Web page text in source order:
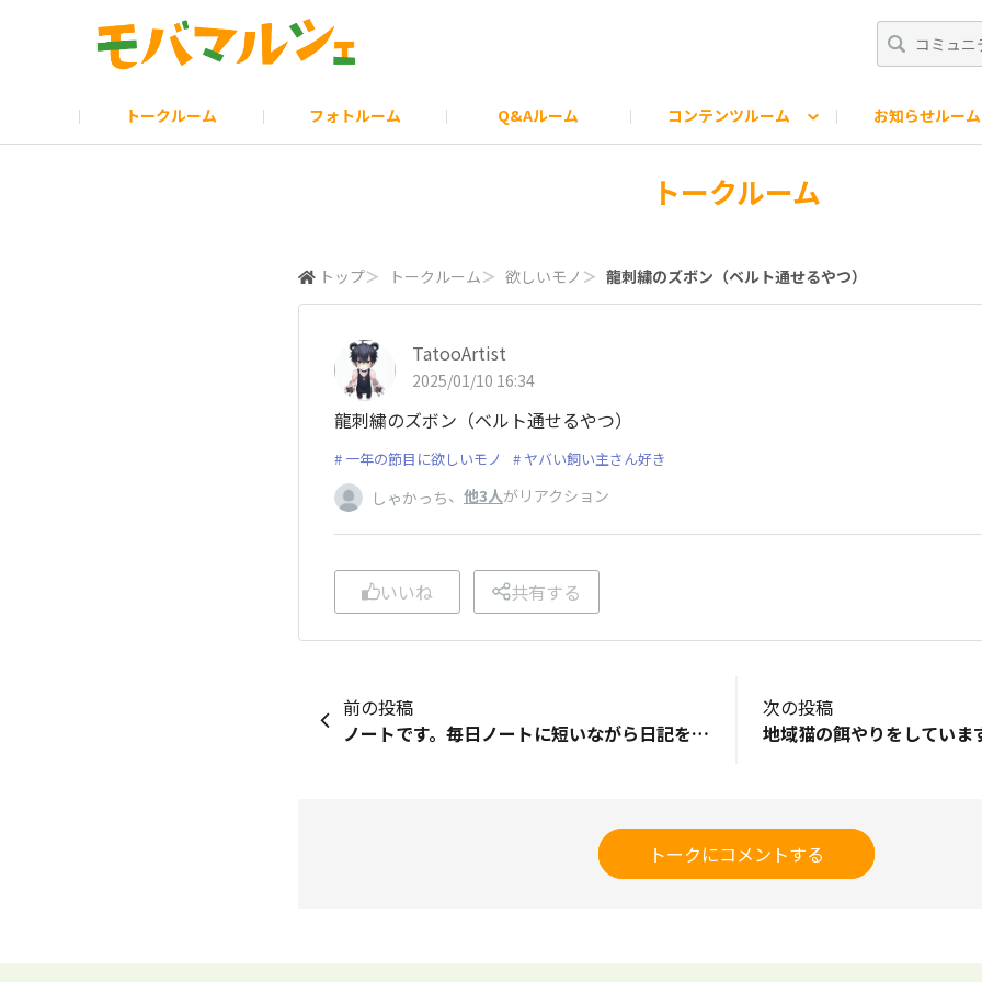
トークルーム フォトルーム Q&Aルーム コンテンツルーム お知らせルーム
トークルーム
トップ＞ トークルーム＞ 欲しいモノ ＞ 龍刺繍のズボン（ベルト通せるやつ）
TatooArtist
2025/01/10 16:34
龍刺繍のズボン（ベルト通せるやつ）
一年の節目に欲しいモノ ヤバい飼い主さん好き
しゃかっち、 他3人がリアクション
いいね 共有する
前の投稿
ノートです。毎日ノートに短いながら日記を書いていて、それとは別に自由帳として使っているのもあって、新しい年になったので、買いたいと考えています。
次の投稿
トークにコメントする